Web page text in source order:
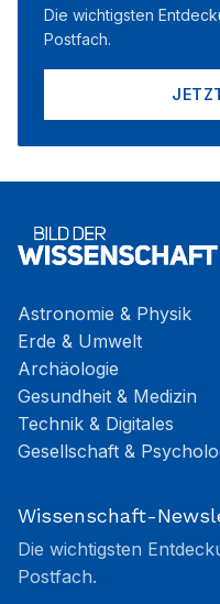
Die wichtigsten
Postfach.
Astronomie & Physik
Erde & Umwelt
Archäologie
Gesundheit & Medizin
Technik & Digitales
Gesellschaft &
Wissenschaft-
Die wichtigsten
Postfach.